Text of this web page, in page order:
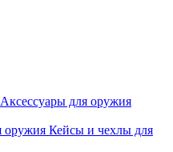
Аксессуары для оружия
Кейсы и чехлы для